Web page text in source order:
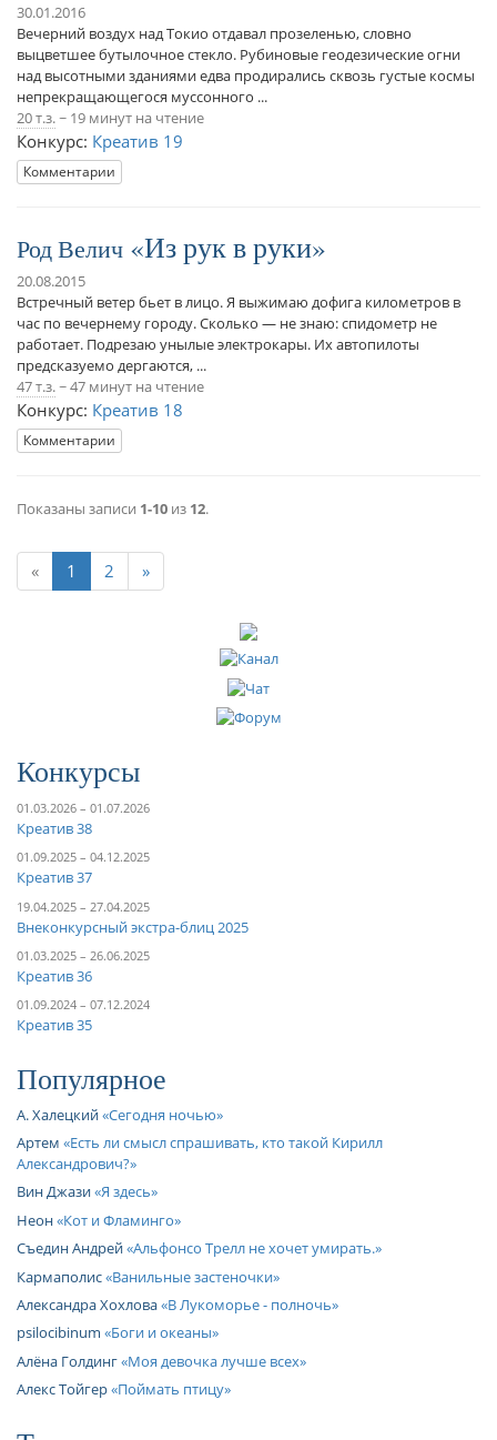
30.01.2016
Вечерний воздух над Токио отдавал прозеленью, словно
выцветшее бутылочное стекло. Рубиновые геодезические огни
над высотными зданиями едва продирались сквозь густые космы
непрекращающегося муссонного ...
20 т.з.~ 19 минут на чтение
Конкурс: Креатив 19
Комментарии
Род Велич Из рук в руки
20.08.2015
Встречный ветер бьет в лицо. Я выжимаю дофига километров в
час по вечернему городу. Сколько — не знаю: спидометр не
работает. Подрезаю унылые электрокары. Их автопилоты
предсказуемо дергаются, ...
47 т.з.~ 47 минут на чтение
Конкурс: Креатив 18
Комментарии
Показаны записи 1-10 из 12.
« 1 2 »
Конкурсы
01.03.2026 – 01.07.2026
Креатив 38
01.09.2025 – 04.12.2025
Креатив 37
19.04.2025 – 27.04.2025
Внеконкурсный экстра-блиц 2025
01.03.2025 – 26.06.2025
Креатив 36
01.09.2024 – 07.12.2024
Креатив 35
Популярное
А. Халецкий Сегодня ночью
Артем
Есть ли смысл спрашивать, кто такой Кирилл
Александрович?
Вин Джази Я здесь
Неон Кот и Фламинго
Съедин Андрей Альфонсо Трелл не хочет умирать.
Кармаполис Ванильные застеночки
Александра Хохлова В Лукоморье - полночь
psilocibinum
Боги и океаны
Алёна Голдинг Моя девочка лучше всех
Алекс Тойгер Поймать птицу